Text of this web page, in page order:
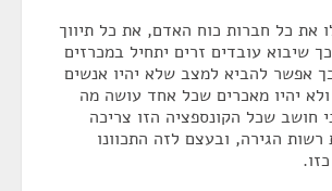
את כל חברות כוח האדם, את כל תיווך
שיבוא עובדים זרים יתחיל במכרזים
אפשר להביא למצב שלא יהיו אנשים
יהיו מאכרים שכל אחד עושה מה
חושב שכל הקונספציה הזו צריכה
הגירה, ובעצם לזה התכוונו